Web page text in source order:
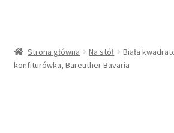
OBRAZY
Strona główna Na stół
Biała
konfiturówka, Bareuther Bavaria